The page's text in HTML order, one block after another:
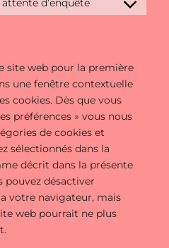
service
d’enquête
Consent
site web pour la première
une fenêtre contextuelle
cookies. Dès que vous
préférences » vous nous
de cookies et
sélectionnés dans la
décrit dans la présente
pouvez désactiver
votre navigateur, mais
web pourrait ne plus